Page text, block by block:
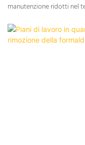
manutenzione ridotti nel